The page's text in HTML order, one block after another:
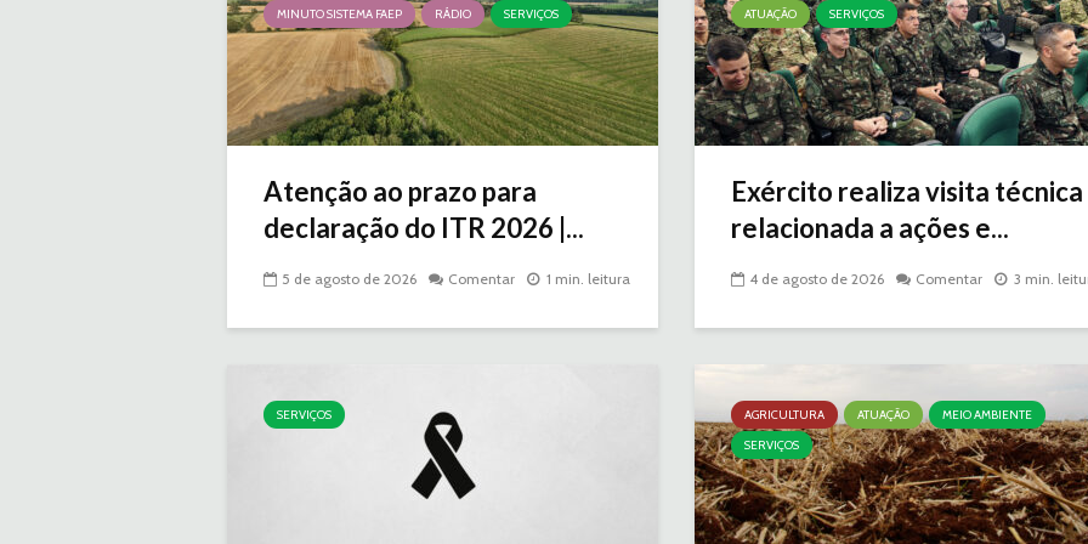
MINUTO SISTEMA FAEP RÁDIO SERVIÇOS
Atenção ao prazo para
declaração do ITR 2026 |...
5 de agosto de 2026 Comentar 1 min. leitura
ATUAÇÃO SERVIÇOS
Exército realiza visita técnica
relacionada a ações e...
4 de agosto de 2026 Comentar 3 min.
SERVIÇOS AGRICULTURA ATUAÇÃO
MEIO AMBIENTE
SERVIÇOS